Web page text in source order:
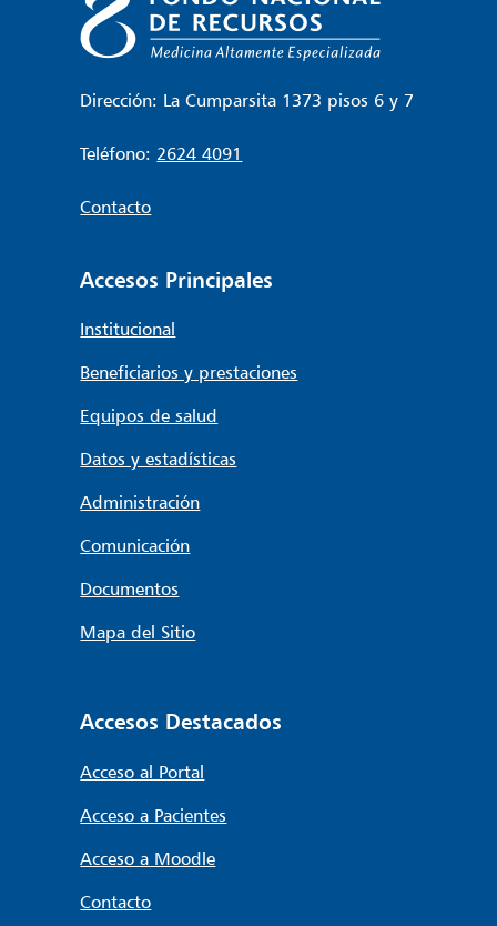
Dirección: La Cumparsita 1373 pisos 6 y 7
Teléfono: 2624 4091
Contacto
Accesos Principales
Institucional
Beneficiarios y prestaciones
Equipos de salud
Datos y estadísticas
Administración
Comunicación
Documentos
Mapa del Sitio
Accesos Destacados
Acceso al Portal
Acceso a Pacientes
Acceso a Moodle
Contacto